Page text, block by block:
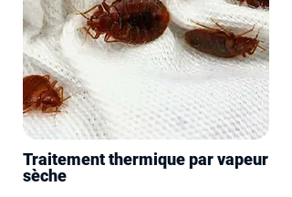
Traitement thermique par vapeur
sèche